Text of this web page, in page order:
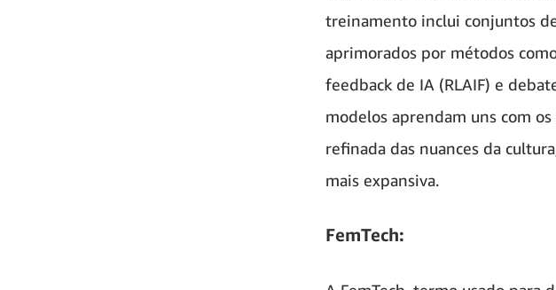
treinamento inclui conjuntos
aprimorados por métodos
feedback de IA (RLAIF) e
modelos aprendam uns com
refinada das nuances da
mais expansiva.
FemTech: